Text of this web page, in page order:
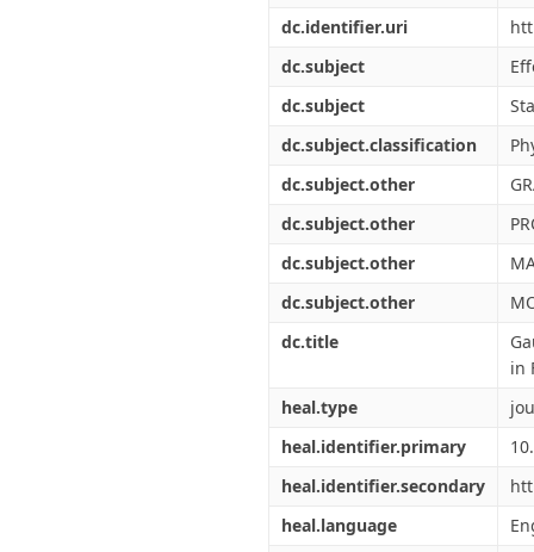
dc.identifier.uri
dc.subject
dc.subject
dc.subject.classification
dc.subject.other
dc.subject.other
dc.subject.other
dc.subject.other
dc.title
in
heal.type
heal.identifier.primary
heal.identifier.secondary
heal.language